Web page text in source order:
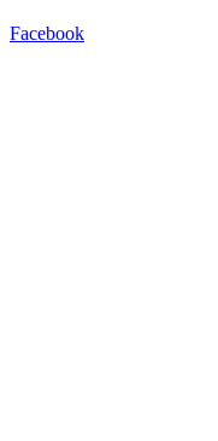
Facebook